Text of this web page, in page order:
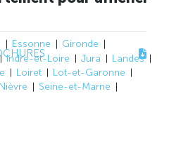
Essonne
Gironde
Indre-et-Loire Jura
Landes
Loiret
Lot-et-Garonne
Nièvre
Seine-et-Marne